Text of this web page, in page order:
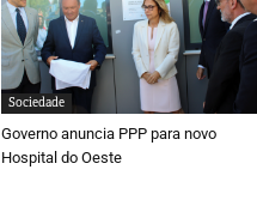
Sociedade
Governo anuncia PPP para novo
Hospital do Oeste